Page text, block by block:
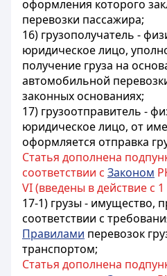
оформления которого
перевозки пассажира;
16) грузополучатель -
юридическое лицо,
получение груза на
автомобильной
законных основаниях;
17) грузоотправитель -
юридическое лицо, от
оформляется отправка
Статья дополнена
соответствии с Законом
VI (введены в действие с
17-1) грузы - имущество,
соответствии с
Правилами перевозок
транспортом;
Статья дополнена